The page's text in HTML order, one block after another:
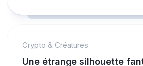
Crypto & Créatures
Une étrange silhouette